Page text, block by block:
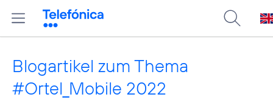
Blogartikel zum Thema
#Ortel_Mobile 2022